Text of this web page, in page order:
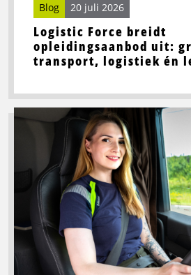
Logistic Force breidt
opleidingsaanbod uit:
transport, logistiek én
Blog 20 juli 2026
leiderschap
Lees
Beste
wegrestaurants
Noord-
Nederland
voor
vrachtwagenchauffeurs